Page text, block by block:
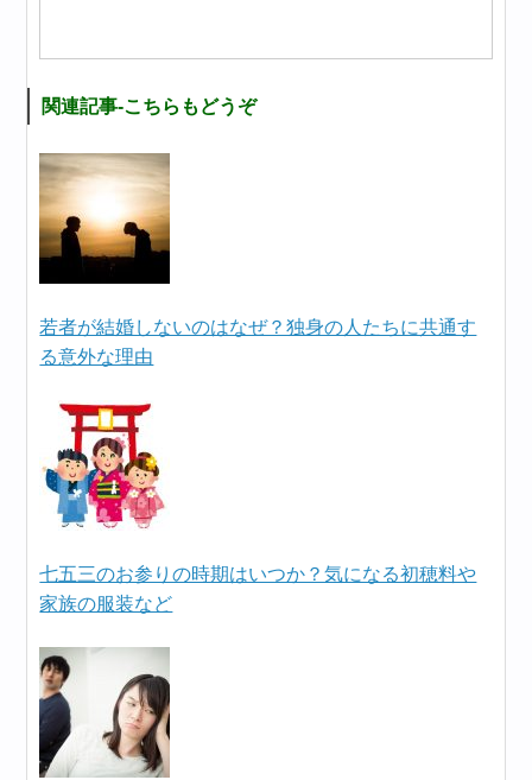
関連記事-こちらもどうぞ
若者が結婚しないのはなぜ？独身の人たちに共通す
る意外な理由
七五三のお参りの時期はいつか？気になる初穂料や
家族の服装など